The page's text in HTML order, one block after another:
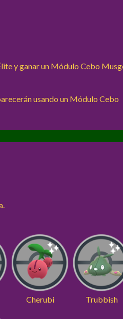
y ganar un Módulo Cebo
usando un Módulo Cebo
Cherubi Trubbish